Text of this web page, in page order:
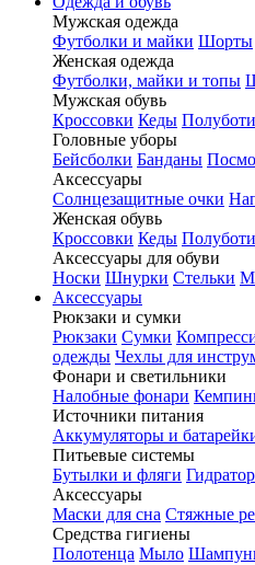
Мужская одежда
Футболки и майки Шорты
Женская одежда
Футболки, майки и топы
Мужская обувь
Кроссовки Кеды
Головные уборы
Бейсболки Банданы
Аксессуары
Солнцезащитные очки
Женская обувь
Кроссовки Кеды
Аксессуары для обуви
Носки Шнурки Стельки
Аксессуары
Рюкзаки и сумки
Рюкзаки Сумки
одежды Чехлы для
Фонари и светильники
Налобные фонари
Источники питания
Аккумуляторы и
Питьевые системы
Бутылки и фляги
Аксессуары
Маски для сна Стяжные
Средства гигиены
Полотенца Мыло